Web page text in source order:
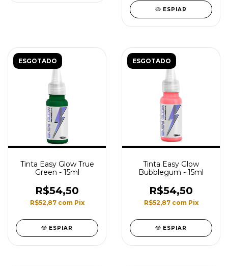
ESPIAR
ESGOTADO
Tinta Easy Glow True
Green - 15ml
R$54,50
R$52,87 com Pix
ESPIAR
ESGOTADO
Tinta Easy Glow
Bubblegum - 15ml
R$54,50
R$52,87 com Pix
ESPIAR